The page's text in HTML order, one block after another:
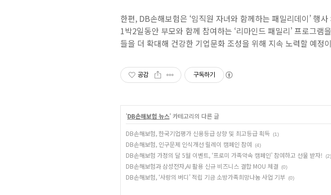
한편, DB손해보험은 ‘임직원 자녀와 함께하는 패밀리데이’ 행사
1박2일동안 부모와 함께 참여하는 ‘리마인드 패밀리’ 프로그램을
들을 더 확대해 건강한 기업문화 조성을 위해 지속 노력할 예정
공감 구독하기
'DB손해보험 뉴스' 카테고리의 다른 글
DB손해보험, 한국기업평가 신용등급 상향 및 최고등급 획득 (1)
DB손해보험, 인구문제 인식개선 릴레이 캠페인 참여 (4)
DB손해보험 가정의 달 5월 이벤트, ‘프로미 가족약속 캠페인’ 참여하고 선물 받자! (2)
DB손해보험과 삼성전자,AI 활용 신규 비즈니스 결합 MOU 체결 (0)
DB손해보험, ‘사랑의 버디’ 적립 기금 소방가족희망나눔 사업 기부 (0)